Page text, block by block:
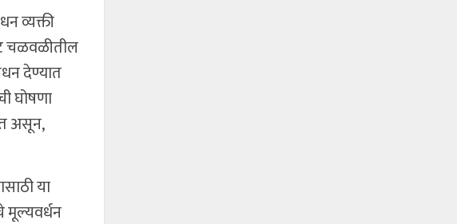
व्यक्ती
चळवळीतील
देण्यात
घोषणा
असून,
या